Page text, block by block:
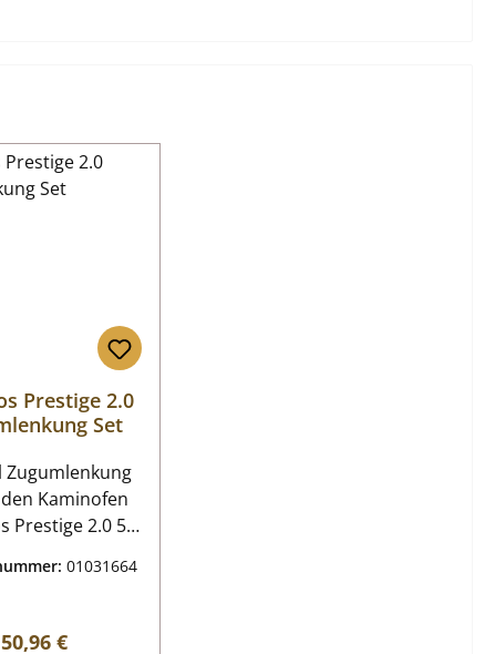
Prestige 2.0
Set
Zugumlenkung
Kaminofen
Prestige 2.0 5-
2.0
Maße 162
01031664
Regulärer Preis:
50,96 €